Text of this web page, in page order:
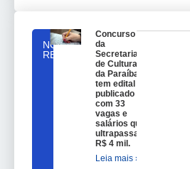
NOTICIAS
RELACIONADAS
Concurso
da
Secretaria
de Cultura
da Paraíba
tem edital
publicado
com 33
vagas e
salários que
ultrapassam
R$ 4 mil.
Leia mais »